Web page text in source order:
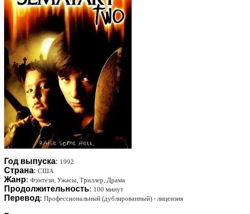
Год выпуска: 1992
Страна: США
Жанр: Фэнтези, Ужасы, Триллер, Драма
Продолжительность: 100 минут
Перевод: Профессиональный (дублированный) - лицензия